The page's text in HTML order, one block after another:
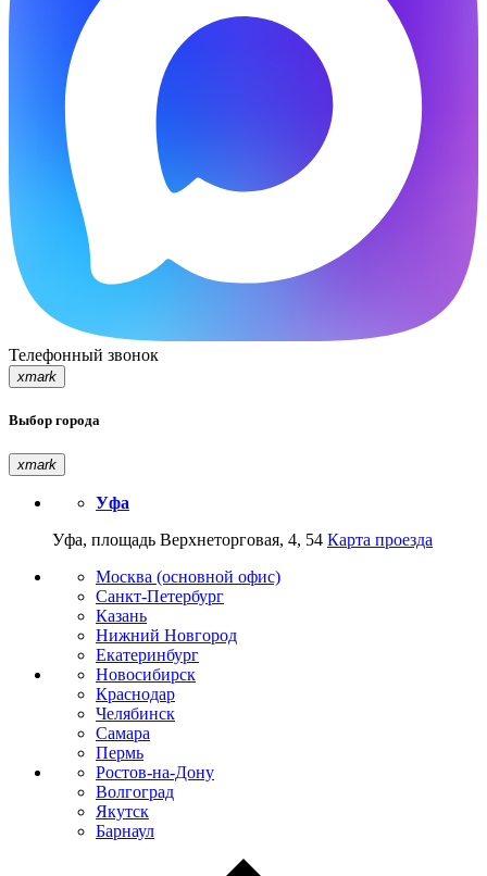
Телефонный звонок
xmark
Выбор города
xmark
Уфа
Уфа, площадь Верхнеторговая, 4, 54 Карта проезда
Москва (основной офис)
Санкт-Петербург
Казань
Нижний Новгород
Екатеринбург
Новосибирск
Краснодар
Челябинск
Самара
Пермь
Ростов-на-Дону
Волгоград
Якутск
Барнаул